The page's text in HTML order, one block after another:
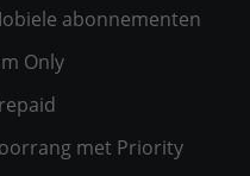
abonnementen
Only
met Priority